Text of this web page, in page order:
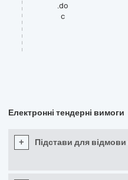
.do
c
Електронні тендерні вимоги
+ Підстави для відмови